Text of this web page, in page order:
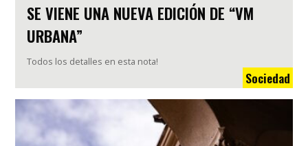
SE VIENE UNA NUEVA EDICIÓN DE “VM
URBANA”
Todos los detalles en esta nota!
Sociedad